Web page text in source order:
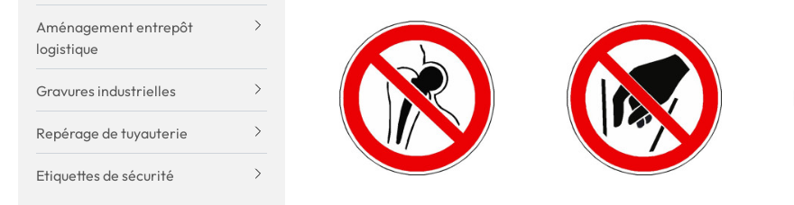
Aménagement entrepôt
logistique
Gravures industrielles
Repérage de tuyauterie
Etiquettes de sécurité